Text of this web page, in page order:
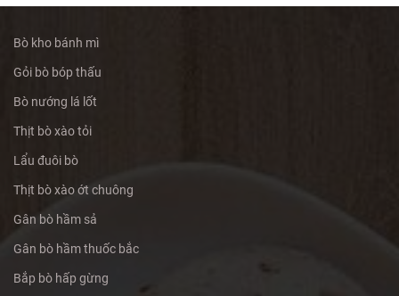
Bò kho bánh mì
Gỏi bò bóp thấu
Bò nướng lá lốt
Thịt bò xào tỏi
Lẩu đuôi bò
Thịt bò xào ớt chuông
Gân bò hầm sả
Gân bò hầm thuốc bắc
Bắp bò hấp gừng